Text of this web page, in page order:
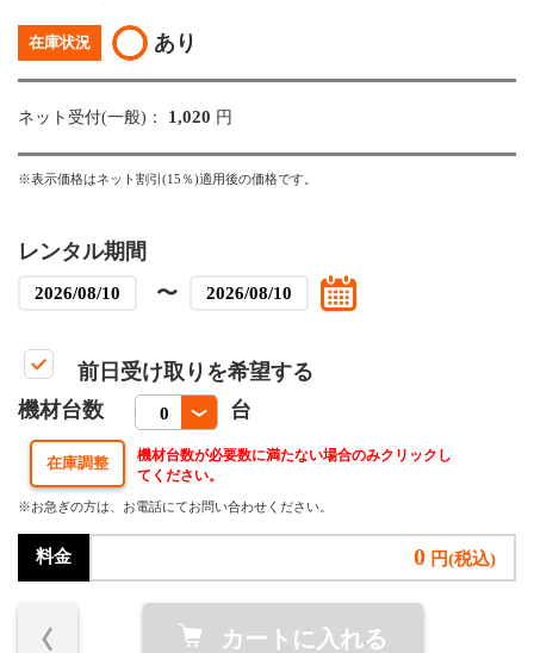
在庫状況 あり
ネット受付(一般)： 1,020 円
※表示価格はネット割引(15％)適用後の価格です。
レンタル期間
〜
前日受け取りを希望する
機材台数
台
機材台数が必要数に満たない場合のみクリックし
てください。
※お急ぎの方は、お電話にてお問い合わせください。
料金 0 円(税込)
カートに入れる